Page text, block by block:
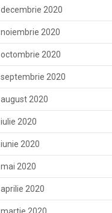
decembrie 2020
noiembrie 2020
octombrie 2020
septembrie 2020
august 2020
iulie 2020
iunie 2020
mai 2020
aprilie 2020